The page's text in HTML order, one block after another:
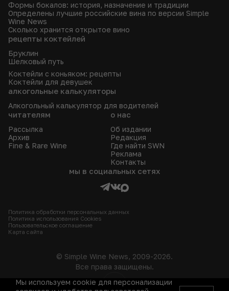
Формы бокалов: история, назначение и традиции
Определены лучшие российские вина по версии Simple
Wine News
Сколько хранится открытое вино
рецепты коктейлей
Бруклин
Шелковый путь
Коктейли с коньяком: рецепты
Коктейли для девушек
алкогольные калькуляторы
Алкогольный калькулятор для водителей
читателям
Рассылка
Архив
Fine & Rare Wine
о нас
Об издании
Редакция
Где найти SWN
Реклама
Контакты
мы в социальных сетях
Политика обработки персональных данных
Политика использования Сookies
Пользовательское соглашение
Карта сайта
18+
© Simple Wine News, 2009-2026.
Все права защищены.
Мы используем cookie для персонализации